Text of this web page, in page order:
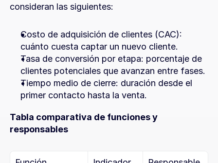
consideran las siguientes:
Costo de adquisición de clientes (CAC):
cuánto cuesta captar un nuevo cliente.
Tasa de conversión por etapa: porcentaje de
clientes potenciales que avanzan entre fases.
Tiempo medio de cierre: duración desde el
primer contacto hasta la venta.
Tabla comparativa de funciones y
responsables